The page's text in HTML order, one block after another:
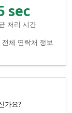
sec
처리 시간
체 연락처 정보
가요?